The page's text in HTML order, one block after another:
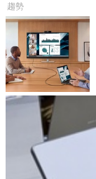
趨勢